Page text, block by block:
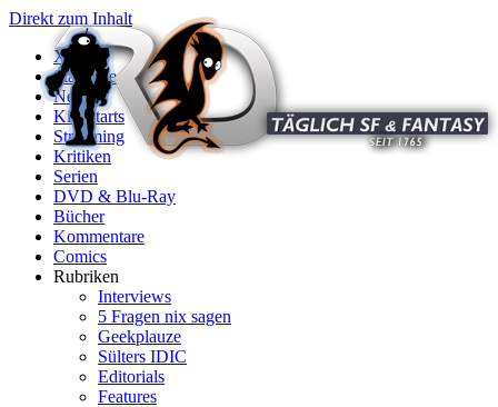
Direkt zum Inhalt
X
Startseite
News
Kinostarts
Streaming
Kritiken
Serien
DVD & Blu-Ray
Bücher
Kommentare
Comics
Rubriken
Interviews
5 Fragen nix sagen
Geekplauze
Sülters IDIC
Editorials
Features